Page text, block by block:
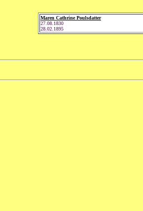
Maren Cathrine Poulsdatter
27.08.1830
28.02.1895